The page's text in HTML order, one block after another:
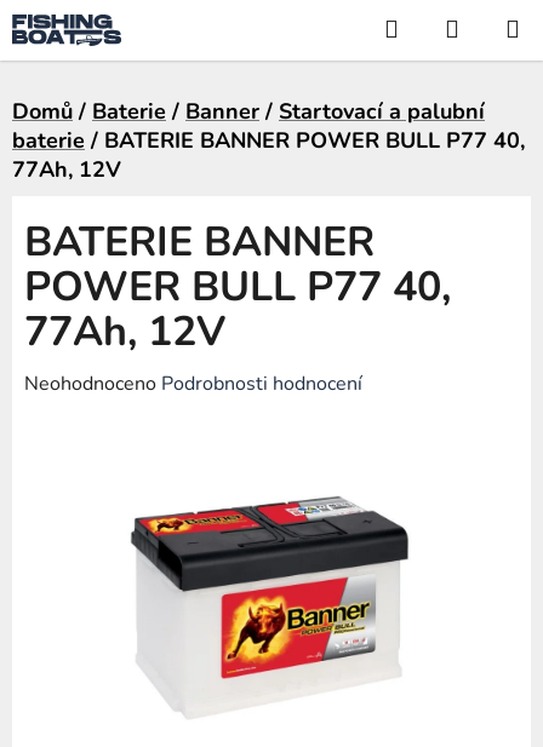
Přejít
na
obsah
Hledat
KOŠÍK
Domů / Baterie / Banner / Startovací a palubní
baterie / BATERIE BANNER POWER BULL P77 40,
77Ah, 12V
BATERIE BANNER
POWER BULL P77 40,
77Ah, 12V
Průměrné
Neohodnoceno Podrobnosti hodnocení